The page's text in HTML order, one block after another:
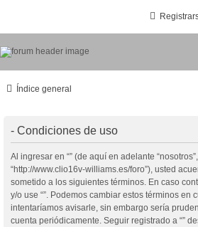
Índice general
- Condiciones de uso
Al ingresar en “” (de aquí en adelante “nosotros”,
“http://www.clio16v-williams.es/foro”), usted
sometido a los siguientes términos. En caso
y/o use “”. Podemos cambiar estos términos en
intentaríamos avisarle, sin embargo sería
cuenta periódicamente. Seguir registrado a “”